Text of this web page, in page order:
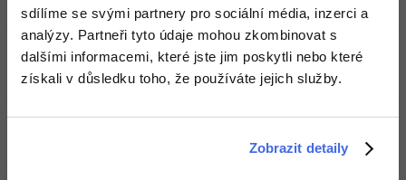
sdílíme se svými partnery pro sociální média, inzerci a
analýzy. Partneři tyto údaje mohou zkombinovat s
dalšími informacemi, které jste jim poskytli nebo které
získali v důsledku toho, že používáte jejich služby.
Zobrazit detaily
HW sestava
Oblíbené filmy/seriály